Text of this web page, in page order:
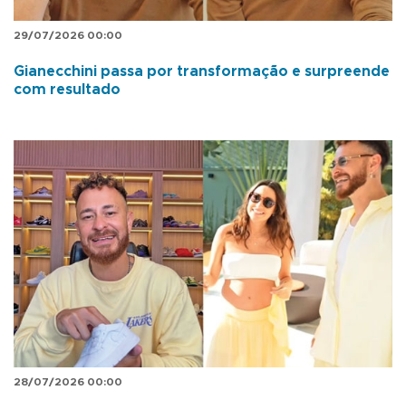
29/07/2026 00:00
Gianecchini passa por transformação e surpreende
com resultado
28/07/2026 00:00